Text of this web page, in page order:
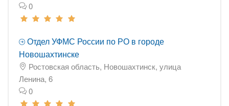
0
Отдел УФМС России по РО в городе
Новошахтинске
Ростовская область, Новошахтинск, улица
Ленина, 6
0